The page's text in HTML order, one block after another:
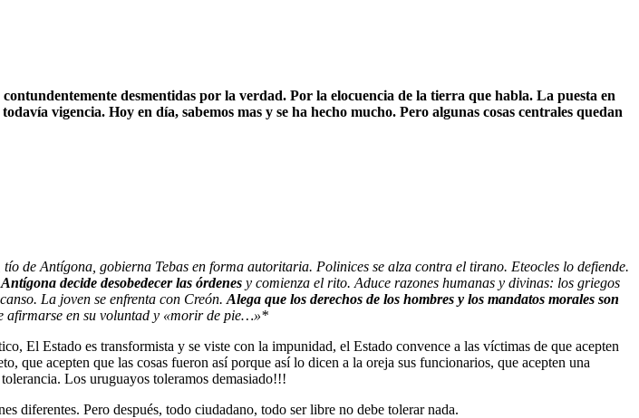
desmentidas por la verdad. Por la elocuencia de la tierra que habla. La puesta en
vigencia. Hoy en día, sabemos mas y se ha hecho mucho. Pero algunas cosas centrales quedan
de Antígona, gobierna Tebas en forma autoritaria. Polinices se alza contra el tirano. Eteocles lo defiende.
Antígona decide desobedecer las órdenes y comienza el rito. Aduce razones humanas y divinas: los griegos
La joven se enfrenta con Creón. Alega que los derechos de los hombres y los mandatos morales son
afirmarse en su voluntad y «morir de pie…»*
El Estado es transformista y se viste con la impunidad, el Estado convence a las víctimas de que acepten
que acepten que las cosas fueron así porque así lo dicen a la oreja sus funcionarios, que acepten una
Los uruguayos toleramos demasiado!!!
diferentes. Pero después, todo ciudadano, todo ser libre no debe tolerar nada.